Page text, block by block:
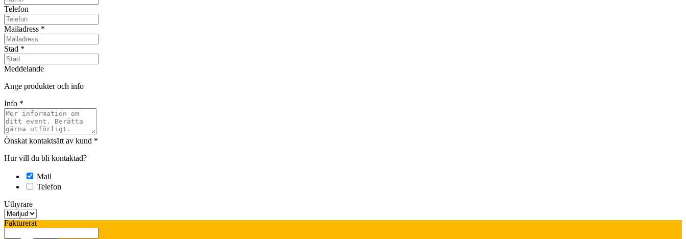
Telefon
Mailadress *
Stad *
Meddelande
Ange produkter och info
Info *
Önskat kontaktsätt av kund *
Hur vill du bli kontaktad?
Mail
Telefon
Uthyrare
Fakturerat